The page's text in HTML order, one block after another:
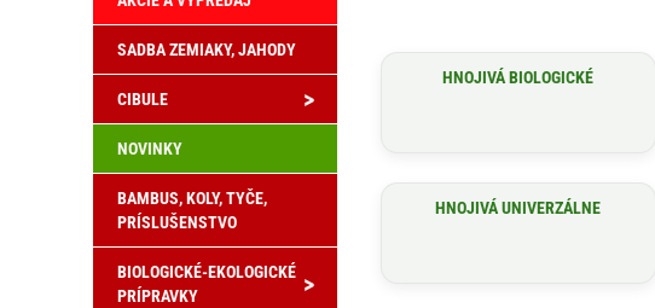
HNOJIVÁ BIOLOGICKÉ
HNOJIVÁ UNIVERZÁLNE
SADBA ZEMIAKY, JAHODY
>
CIBULE
NOVINKY
BAMBUS, KOLY, TYČE,
PRÍSLUŠENSTVO
>
BIOLOGICKÉ-EKOLOGICKÉ
PRÍPRAVKY